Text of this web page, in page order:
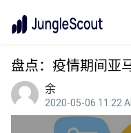
盘点：疫情期间亚
余
2020-05-06 11:22